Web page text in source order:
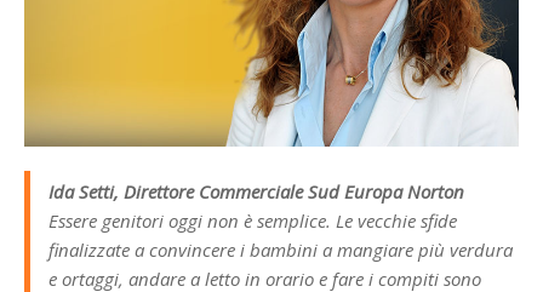
Ida Setti, Direttore Commerciale Sud Europa Norton
Essere genitori oggi non è semplice. Le vecchie sfide
finalizzate a convincere i bambini a mangiare più verdura
e ortaggi, andare a letto in orario e fare i compiti sono